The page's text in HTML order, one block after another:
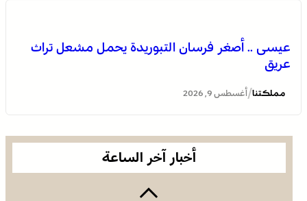
عيسى .. أصغر فرسان التبوريدة يحمل مشعل تراث
عريق
مملكتنا/ أغسطس 9, 2026
أخبار آخر الساعة
العبور إلى مونديال البرازيل 2027